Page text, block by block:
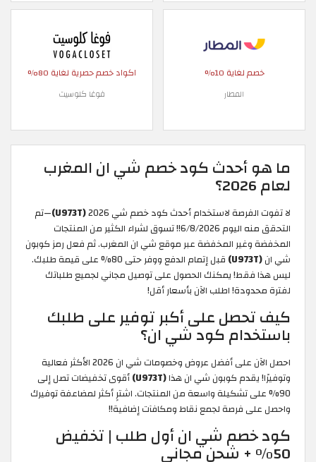
خصم لغاية 10%
المطار
اكواد خصم حصرية لغاية 80%
فوغا كلوسيت
ما هو أحدث كود خصم شي ان المغرب
لعام 2026؟
لا تفوت الفرصة لاستخدام أحدث كود خصم شي 2026 (U973T)
—تم
التحقق منه اليوم 6/8/2026!! تسوق لشراء الكثير من المنتجات
المخفضة وغير المخفضة عبر موقع شي ان المغرب. ثم فعل رمز كوبون
شي ان(U973T)
قبل إتمام الدفع ووفر حتى 80% على قيمة طلبك.
ليس هذا فقط! يمكنك الحصول على توصيل مجاني لجميع طلباتك
لفترة محدودة! اطلب الآن بأسعار أقل!
كيف تحصل على أكبر توفير على طلبك
باستخدام كود شي ان؟
احصل الآن على أفضل عروض وخصومات شي ان 2026 الأكثر فعالية
وتوفيرًا! يقدم كوبون شي ان هذا(U973T)
أقوى تخفيضات تصل إلى
90% على تشكيلة واسعة من المنتجات. اشترِِ أكثر لمضاعفة توفيرك
واحصل على فرصة لجمع نقاط ومكافآت إضافية!!
كود خصم شي ان أول طلب | تخفيض
50% + شحن مجاني